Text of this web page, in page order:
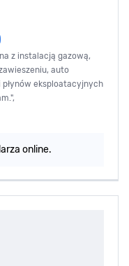
z instalacją gazową,
auto
eksploatacyjnych
online.